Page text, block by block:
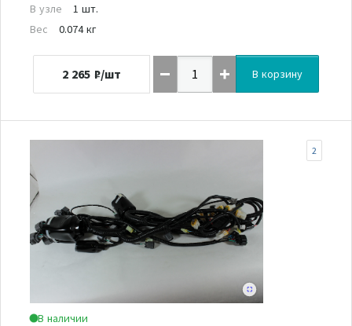
В узле
1 шт.
Вес
0.074 кг
2 265 ₽/шт В корзину
В наличии
2